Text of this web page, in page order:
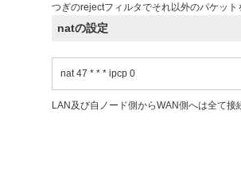
つぎのrejectフィルタでそれ以外のパケット
natの設定
nat 47 * * * ipcp 0
LAN及び自ノード側からWAN側へは全て接